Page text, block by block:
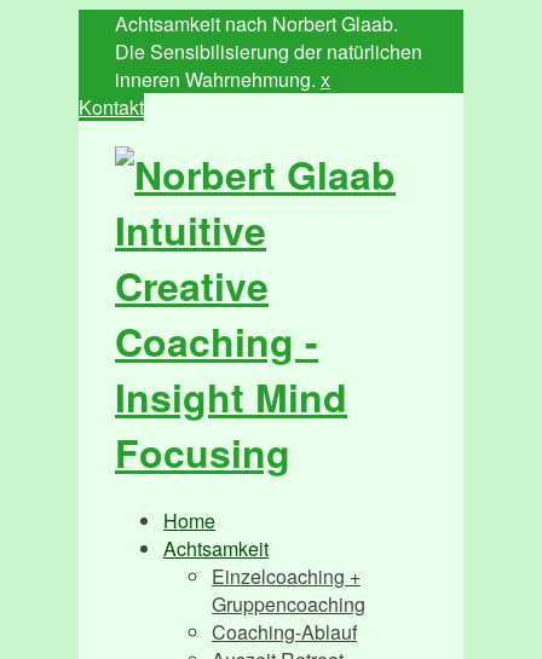
Achtsamkeit nach Norbert Glaab.
Die Sensibilisierung der natürlichen
inneren Wahrnehmung. x
Kontakt
Home
Achtsamkeit
Einzelcoaching +
Gruppencoaching
Coaching-Ablauf